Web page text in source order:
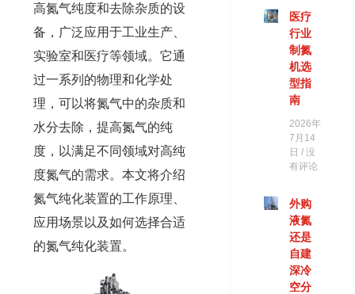
高氮气纯度和去除杂质的设
备，广泛应用于工业生产、
实验室和医疗等领域。它通
过一系列的物理和化学处
理，可以将氮气中的杂质和
水分去除，提高氮气的纯
度，以满足不同领域对高纯
度氮气的需求。本文将介绍
氮气纯化装置的工作原理、
应用场景以及如何选择合适
的氮气纯化装置。
医疗
行业
制氮
机选
型指
南
2026年
7月14
日 没
有评论
外购
液氮
还是
自建
深冷
空分